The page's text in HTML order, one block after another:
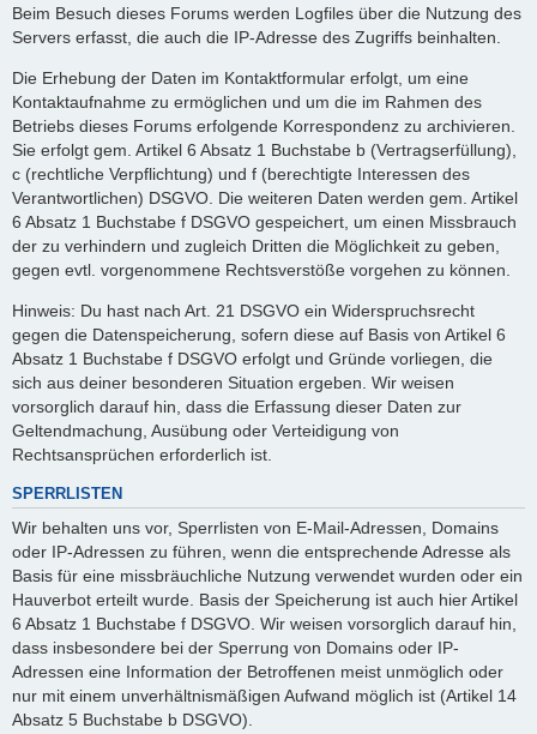
Beim Besuch dieses Forums werden Logfiles über die Nutzung des
Servers erfasst, die auch die IP-Adresse des Zugriffs beinhalten.
Die Erhebung der Daten im Kontaktformular erfolgt, um eine
Kontaktaufnahme zu ermöglichen und um die im Rahmen des
Betriebs dieses Forums erfolgende Korrespondenz zu archivieren.
Sie erfolgt gem. Artikel 6 Absatz 1 Buchstabe b (Vertragserfüllung),
c (rechtliche Verpflichtung) und f (berechtigte Interessen des
Verantwortlichen) DSGVO. Die weiteren Daten werden gem. Artikel
6 Absatz 1 Buchstabe f DSGVO gespeichert, um einen Missbrauch
der zu verhindern und zugleich Dritten die Möglichkeit zu geben,
gegen evtl. vorgenommene Rechtsverstöße vorgehen zu können.
Hinweis: Du hast nach Art. 21 DSGVO ein Widerspruchsrecht
gegen die Datenspeicherung, sofern diese auf Basis von Artikel 6
Absatz 1 Buchstabe f DSGVO erfolgt und Gründe vorliegen, die
sich aus deiner besonderen Situation ergeben. Wir weisen
vorsorglich darauf hin, dass die Erfassung dieser Daten zur
Geltendmachung, Ausübung oder Verteidigung von
Rechtsansprüchen erforderlich ist.
SPERRLISTEN
Wir behalten uns vor, Sperrlisten von E-Mail-Adressen, Domains
oder IP-Adressen zu führen, wenn die entsprechende Adresse als
Basis für eine missbräuchliche Nutzung verwendet wurden oder ein
Hauverbot erteilt wurde. Basis der Speicherung ist auch hier Artikel
6 Absatz 1 Buchstabe f DSGVO. Wir weisen vorsorglich darauf hin,
dass insbesondere bei der Sperrung von Domains oder IP-
Adressen eine Information der Betroffenen meist unmöglich oder
nur mit einem unverhältnismäßigen Aufwand möglich ist (Artikel 14
Absatz 5 Buchstabe b DSGVO).